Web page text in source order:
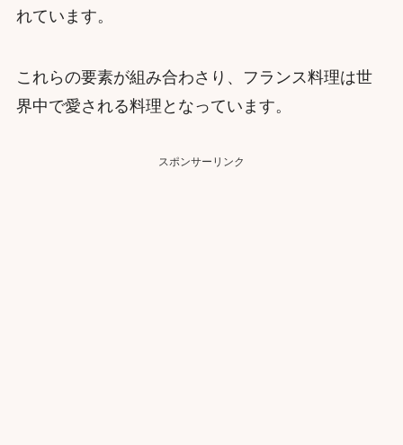
れています。
これらの要素が組み合わさり、フランス料理は世
界中で愛される料理となっています。
スポンサーリンク